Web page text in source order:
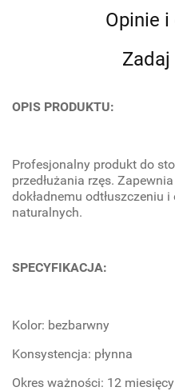
Opinie i
Zadaj
OPIS PRODUKTU:
Profesjonalny produkt do
przedłużania rzęs.
dokładnemu odtłuszczeniu
naturalnych.
SPECYFIKACJA:
Kolor: bezbarwny
Konsystencja: płynna
Okres ważności: 12 miesięcy